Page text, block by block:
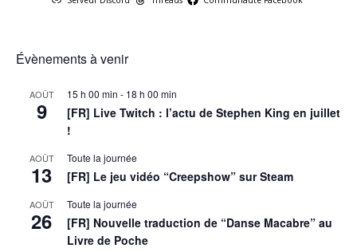
Évènements à venir
AOÛT
9
15 h 00 min - 18 h 00 min
[FR] Live Twitch : l’actu de Stephen King en juillet
!
AOÛT
13
Toute la journée
[FR] Le jeu vidéo “Creepshow” sur Steam
AOÛT
26
Toute la journée
[FR] Nouvelle traduction de “Danse Macabre” au
Livre de Poche